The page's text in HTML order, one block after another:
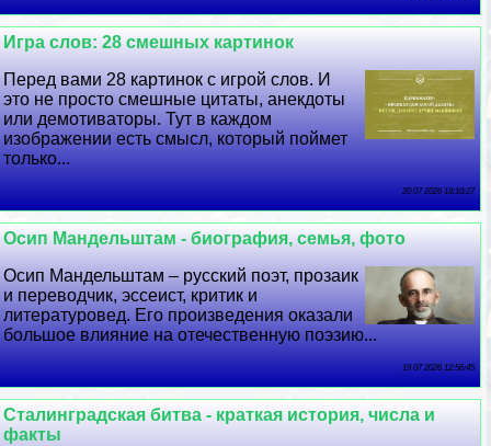
Игра слов: 28 смешных картинок
Перед вами 28 картинок с игрой слов. И
это не просто смешные цитаты, анекдоты
или демотиваторы. Тут в каждом
изображении есть смысл, который поймет
только...
20 07 2026 18:10:27
Осип Maндельштам - биография, семья, фото
Осип Maндельштам – русский поэт, прозаик
и переводчик, эссеист, критик и
литературовед. Его произведения оказали
большое влияние на отечественную поэзию...
19 07 2026 12:56:45
Сталинградская битва - краткая история, числа и
факты